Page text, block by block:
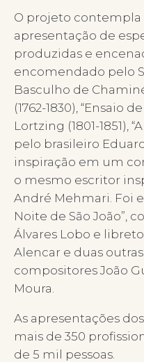
O projeto
apresentação de
produzidas e
encomendado pelo
Basculho de
(1762-1830), “Ensaio
Lortzing (1801-1851),
pelo brasileiro
inspiração em um
o mesmo escritor
André Mehmari. Foi
Noite de São João”,
Álvares Lobo e
Alencar e duas
compositores João
Moura.
As apresentações
mais de 350
de 5 mil pessoas.